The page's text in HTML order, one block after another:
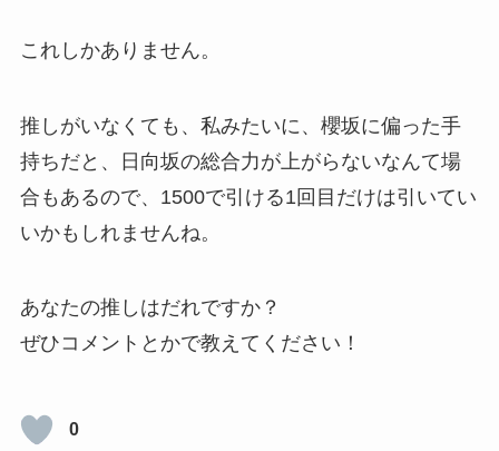
これしかありません。
推しがいなくても、私みたいに、櫻坂に偏った手
持ちだと、日向坂の総合力が上がらないなんて場
合もあるので、1500で引ける1回目だけは引いてい
いかもしれませんね。
あなたの推しはだれですか？
ぜひコメントとかで教えてください！
0